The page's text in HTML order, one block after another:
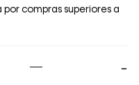
compras superiores a